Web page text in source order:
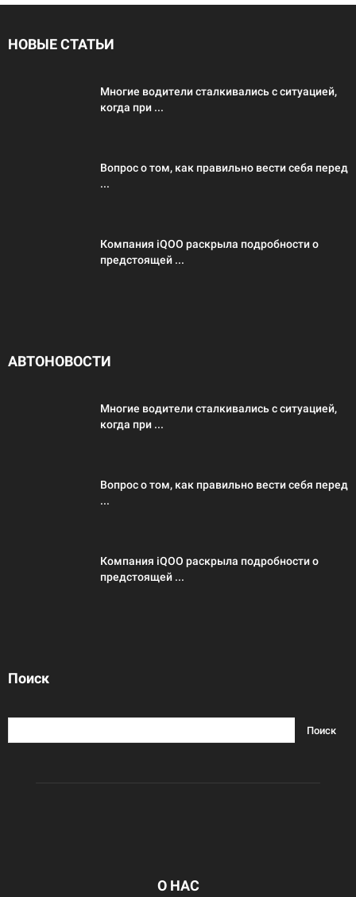
НОВЫЕ СТАТЬИ
Многие водители сталкивались с ситуацией,
когда при ...
Вопрос о том, как правильно вести себя перед
...
Компания iQOO раскрыла подробности о
предстоящей ...
АВТОНОВОСТИ
Многие водители сталкивались с ситуацией,
когда при ...
Вопрос о том, как правильно вести себя перед
...
Компания iQOO раскрыла подробности о
предстоящей ...
Поиск
О НАС